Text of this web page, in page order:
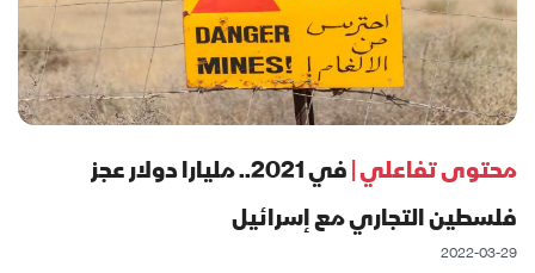
محتوى تفاعلي |
في 2021.. مليارا دولار عجز
فلسطين التجاري مع إسرائيل
2022-03-29